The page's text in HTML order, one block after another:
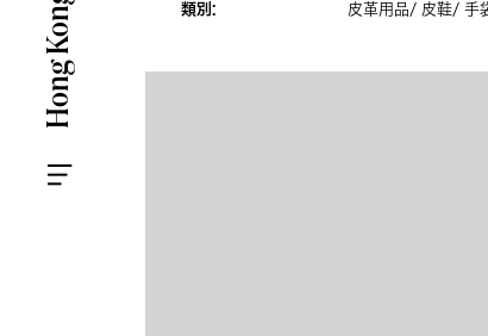
類別:
皮革用品/ 皮鞋/ 手